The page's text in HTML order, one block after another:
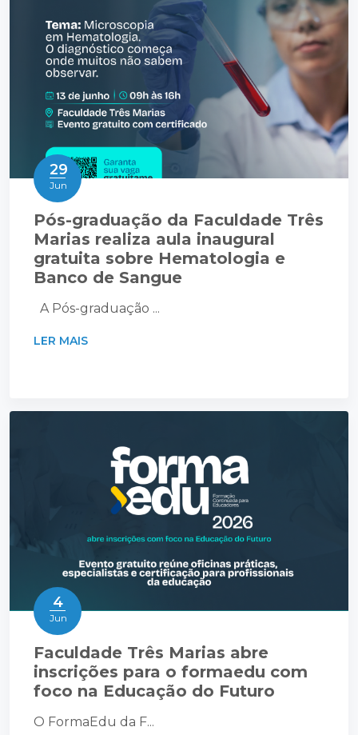
29
Jun
Pós-graduação da Faculdade Três
Marias realiza aula inaugural
gratuita sobre Hematologia e
Banco de Sangue
A Pós-graduação ...
LER MAIS
4
Jun
Faculdade Três Marias abre
inscrições para o formaedu com
foco na Educação do Futuro
O FormaEdu da F...